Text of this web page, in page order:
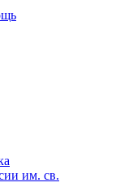
им. св.